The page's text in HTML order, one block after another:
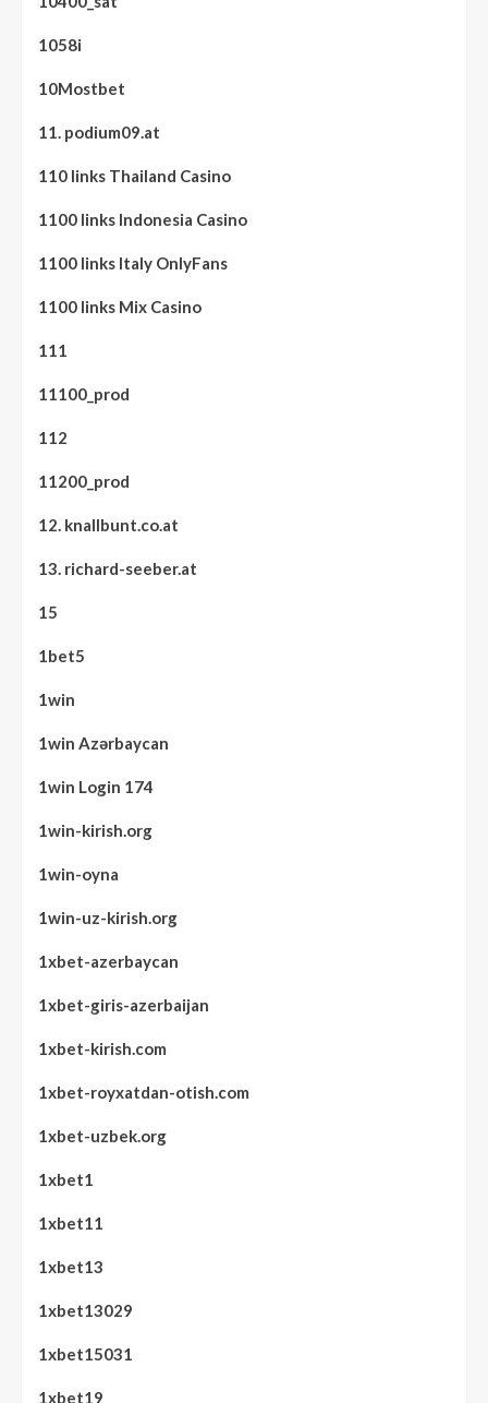
1058i
10Mostbet
11. podium09.at
110 links Thailand Casino
1100 links Indonesia Casino
1100 links Italy OnlyFans
1100 links Mix Casino
111
11100_prod
112
11200_prod
12. knallbunt.co.at
13. richard-seeber.at
15
1bet5
1win
1win Azərbaycan
1win Login 174
1win-kirish.org
1win-oyna
1win-uz-kirish.org
1xbet-azerbaycan
1xbet-giris-azerbaijan
1xbet-kirish.com
1xbet-royxatdan-otish.com
1xbet-uzbek.org
1xbet1
1xbet11
1xbet13
1xbet13029
1xbet15031
1xbet19